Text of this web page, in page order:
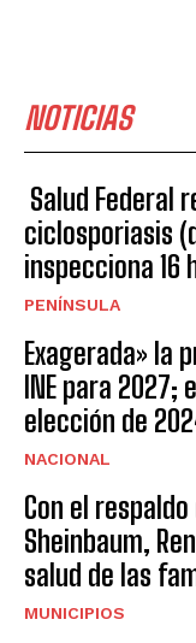
NOTICIAS
Salud Federal
ciclosporiasis
inspecciona 16
PENÍNSULA
Exagerada» la
INE para
elección de
NACIONAL
Con el
Sheinbaum,
salud de las
MUNICIPIOS